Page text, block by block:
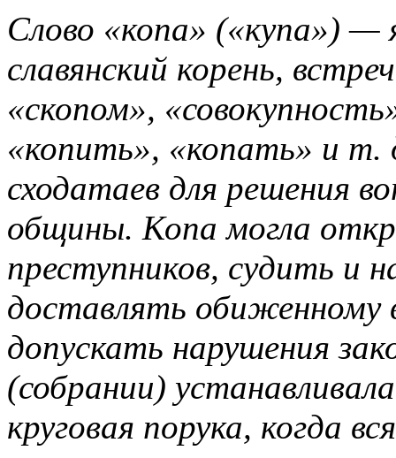
Слово «копа» («купа») —
славянский корень,
«скопом»,
«копить», «копать» и
сходатаев для решения
общины. Копа могла
преступников, судить и
доставлять обиженному
допускать нарушения
(собрании)
круговая порука, когда